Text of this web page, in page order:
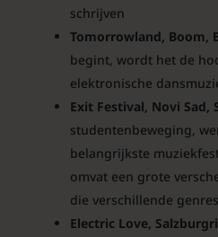
schrijven
Tomorrowland, Boom,
begint, wordt het de
elektronische
Exit Festival, Novi Sad,
studentenbeweging,
belangrijkste
omvat een grote
die verschillende
Electric Love,